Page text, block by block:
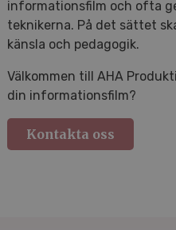
informationsfilm och ofta
teknikerna. På det sättet
känsla och pedagogik.
Välkommen till AHA
din informationsfilm?
Kontakta oss